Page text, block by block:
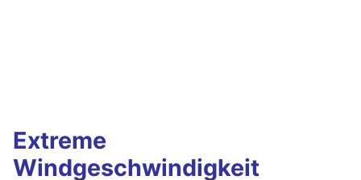
Extreme
Windgeschwindigkeit